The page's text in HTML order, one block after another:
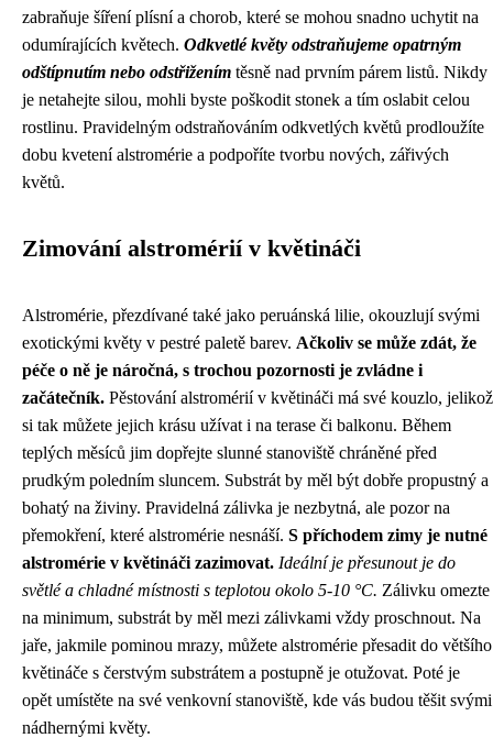
zabraňuje šíření plísní a chorob, které se mohou snadno uchytit na
odumírajících květech. Odkvetlé květy odstraňujeme opatrným
odštípnutím nebo odstřižením těsně nad prvním párem listů. Nikdy
je netahejte silou, mohli byste poškodit stonek a tím oslabit celou
rostlinu. Pravidelným odstraňováním odkvetlých květů prodloužíte
dobu kvetení alstromérie a podpoříte tvorbu nových, zářivých
květů.
Zimování alstromérií v květináči
Alstromérie, přezdívané také jako peruánská lilie, okouzlují svými
exotickými květy v pestré paletě barev. Ačkoliv se může zdát, že
péče o ně je náročná, s trochou pozornosti je zvládne i
začátečník. Pěstování alstromérií v květináči má své kouzlo, jelikož
si tak můžete jejich krásu užívat i na terase či balkonu. Během
teplých měsíců jim dopřejte slunné stanoviště chráněné před
prudkým poledním sluncem. Substrát by měl být dobře propustný a
bohatý na živiny. Pravidelná zálivka je nezbytná, ale pozor na
přemokření, které alstromérie nesnáší. S příchodem zimy je nutné
alstromérie v květináči zazimovat. Ideální je přesunout je do
světlé a chladné místnosti s teplotou okolo 5-10 °C. Zálivku omezte
na minimum, substrát by měl mezi zálivkami vždy proschnout. Na
jaře, jakmile pominou mrazy, můžete alstromérie přesadit do většího
květináče s čerstvým substrátem a postupně je otužovat. Poté je
opět umístěte na své venkovní stanoviště, kde vás budou těšit svými
nádhernými květy.